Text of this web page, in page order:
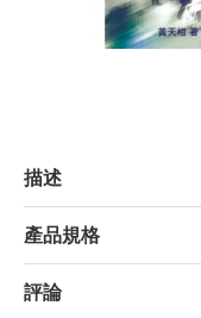
描述
產品規格
評論